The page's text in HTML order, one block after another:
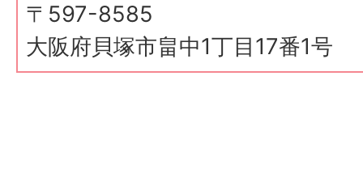
〒597-8585
大阪府貝塚市畠中1丁目17番1号